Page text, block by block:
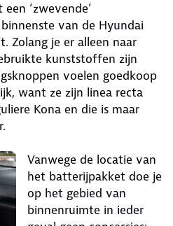
‘zwevende’
van de Hyundai
Zolang je er alleen naar
kunststoffen zijn
voelen goedkoop
want ze zijn linea recta
Kona en die is maar
Vanwege de locatie van
het batterijpakket doe je
op het gebied van
binnenruimte in ieder